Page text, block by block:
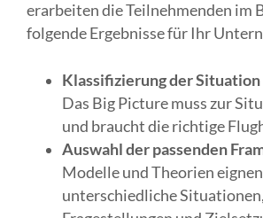
erarbeiten die Teilnehmenden im
folgende Ergebnisse für Ihr
Klassifizierung der Situation
Das Big Picture muss zur
und braucht die richtige
Auswahl der passenden
Modelle und Theorien
unterschiedliche Situationen,